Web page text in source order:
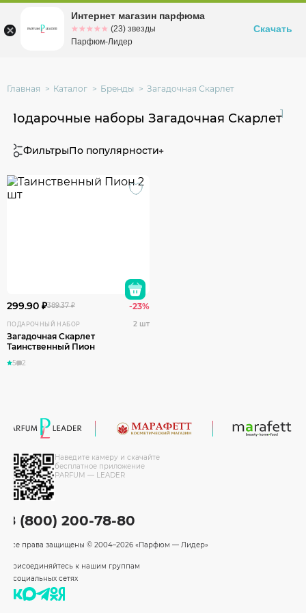
Омскул. Заозерная, 11, к. 1
Главная Каталог Бренды Загадочная Скарлет
Подарочные наборы Загадочная Скарлет1
ФильтрыПо популярности
299.90 ₽389.37 ₽ -23%
ПОДАРОЧНЫЙ НАБОР 2 шт
Загадочная Скарлет
Таинственный Пион
5 2
Наведите камеру и скачайте
бесплатное приложение
PARFUM — LEADER
8 (800) 200-78-80
Все права защищены © 2004–2026 «Парфюм — Лидер»
Присоединяйтесь к нашим группам
в социальных сетях
Интернет магазин парфюма
☆☆☆☆☆
★★★★★ (23) звезды
Парфюм-Лидер
Скачать